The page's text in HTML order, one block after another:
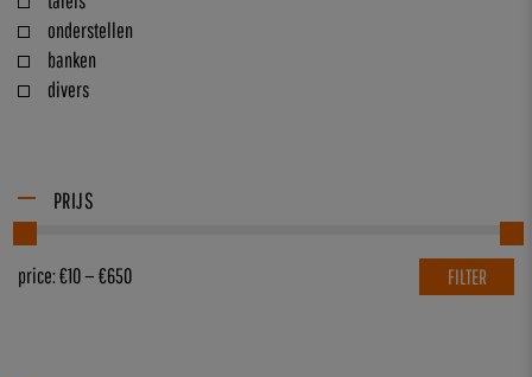
onderstellen
banken
divers
PRIJS
FILTER
price:€10—€650